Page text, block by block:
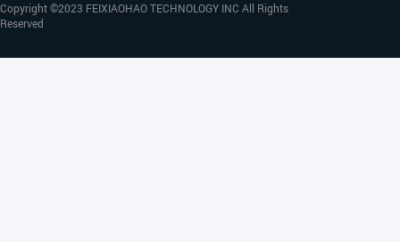
Copyright ©2023 FEIXIAOHAO TECHNOLOGY INC All Rights
Reserved